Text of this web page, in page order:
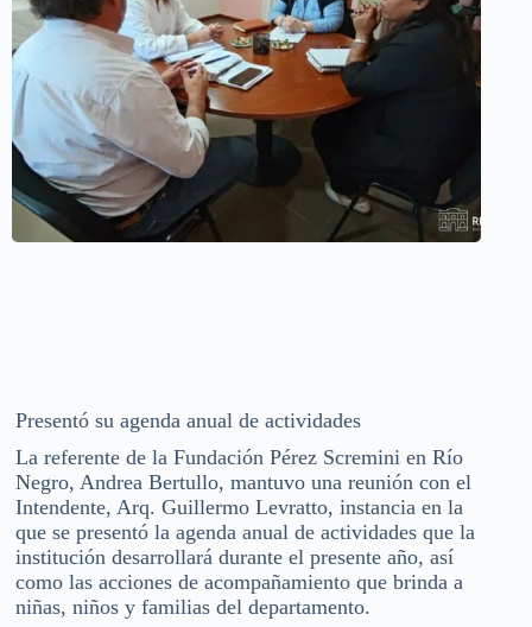
Presentó su agenda anual de actividades
La referente de la Fundación Pérez Scremini en Río
Negro, Andrea Bertullo, mantuvo una reunión con el
Intendente, Arq. Guillermo Levratto, instancia en la
que se presentó la agenda anual de actividades que la
institución desarrollará durante el presente año, así
como las acciones de acompañamiento que brinda a
niñas, niños y familias del departamento.